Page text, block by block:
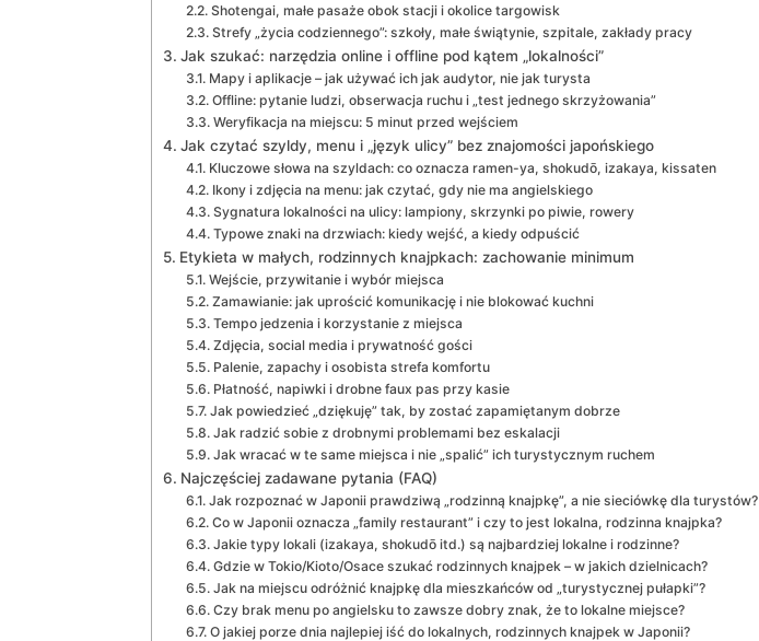
Shotengai, małe pasaże obok stacji i okolice targowisk
Strefy „życia codziennego”: szkoły, małe świątynie, szpitale, zakłady pracy
Jak szukać: narzędzia online i offline pod kątem „lokalności”
Mapy i aplikacje – jak używać ich jak audytor, nie jak turysta
Offline: pytanie ludzi, obserwacja ruchu i „test jednego skrzyżowania”
Weryfikacja na miejscu: 5 minut przed wejściem
Jak czytać szyldy, menu i „język ulicy” bez znajomości japońskiego
Kluczowe słowa na szyldach: co oznacza ramen-ya, shokudō, izakaya, kissaten
Ikony i zdjęcia na menu: jak czytać, gdy nie ma angielskiego
Sygnatura lokalności na ulicy: lampiony, skrzynki po piwie, rowery
Typowe znaki na drzwiach: kiedy wejść, a kiedy odpuścić
Etykieta w małych, rodzinnych knajpkach: zachowanie minimum
Wejście, przywitanie i wybór miejsca
Zamawianie: jak uprościć komunikację i nie blokować kuchni
Tempo jedzenia i korzystanie z miejsca
Zdjęcia, social media i prywatność gości
Palenie, zapachy i osobista strefa komfortu
Płatność, napiwki i drobne faux pas przy kasie
Jak powiedzieć „dziękuję” tak, by zostać zapamiętanym dobrze
Jak radzić sobie z drobnymi problemami bez eskalacji
Jak wracać w te same miejsca i nie „spalić” ich turystycznym ruchem
Najczęściej zadawane pytania (FAQ)
Jak rozpoznać w Japonii prawdziwą „rodzinną knajpkę”, a nie sieciówkę dla turystów?
Co w Japonii oznacza „family restaurant” i czy to jest lokalna, rodzinna knajpka?
Jakie typy lokali (izakaya, shokudō itd.) są najbardziej lokalne i rodzinne?
Gdzie w Tokio/Kioto/Osace szukać rodzinnych knajpek – w jakich dzielnicach?
Jak na miejscu odróżnić knajpkę dla mieszkańców od „turystycznej pułapki”?
Czy brak menu po angielsku to zawsze dobry znak, że to lokalne miejsce?
O jakiej porze dnia najlepiej iść do lokalnych, rodzinnych knajpek w Japonii?